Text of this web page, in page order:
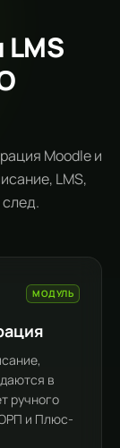
Moodle и
LMS,
МОДУЛЬ
в
ручного
и Плюс-